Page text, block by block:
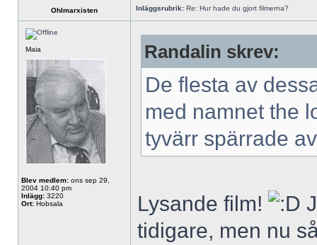
Ohlmarxisten Inläggsrubrik: Re: Hur hade du gjort filmerna?
Maia
Blev medlem: ons sep 29,
2004 10:40 pm
Inlägg: 3220
Ort: Hobsala
Randalin skrev:
De flesta av
med namnet the
tyvärr spärrade
Lysande film!
tidigare, men nu